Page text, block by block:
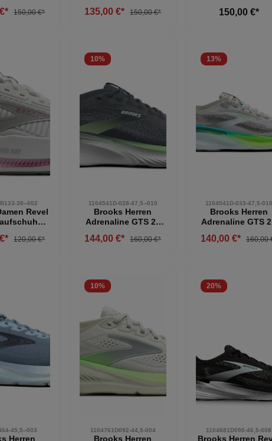
150,00 €*
hellgrau orange pink
135,00 €* 150,00 €* 150,00 €*
38--002
Revel
120,00 €*
10%
1104541D-028-47,5--010
Brooks Herren
Adrenaline GTS 25
grau-grün 47,5
144,00 €* 160,00 €*
13%
1104541D-033-47,5-010
Brooks Herren
Adrenaline GTS
47,5
140,00 €* 160,00
45,5--003
Herren
10%
1104761D092-44,5-004
Brooks Herren
20%
1104681D090-46,5-008
Brooks Herren